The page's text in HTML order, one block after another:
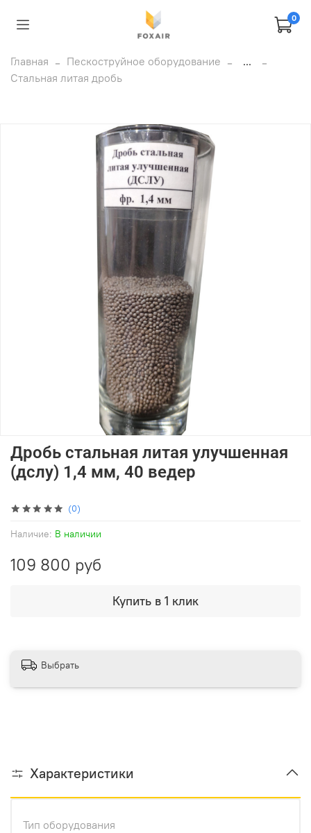
0
Главная Пескоструйное оборудование
...
Стальная литая дробь
(0)
Наличие: В наличии
Дробь стальная литая улучшенная
(дслу) 1,4 мм, 40 ведер
109 800 руб
Купить в 1 клик
Выбрать
Характеристики
Тип оборудования